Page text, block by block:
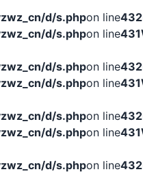
d/s.phpon line432
d/s.phpon line431
d/s.phpon line432
d/s.phpon line431
d/s.phpon line432
d/s.phpon line431
d/s.phpon line432